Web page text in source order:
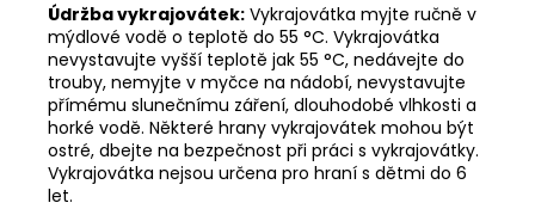
Údržba vykrajovátek: Vykrajovátka myjte ručně v
mýdlové vodě o teplotě do 55 °C. Vykrajovátka
nevystavujte vyšší teplotě jak 55 °C, nedávejte do
trouby, nemyjte v myčce na nádobí, nevystavujte
přímému slunečnímu záření, dlouhodobé vlhkosti a
horké vodě. Některé hrany vykrajovátek mohou být
ostré, dbejte na bezpečnost při práci s vykrajovátky.
Vykrajovátka nejsou určena pro hraní s dětmi do 6
let.